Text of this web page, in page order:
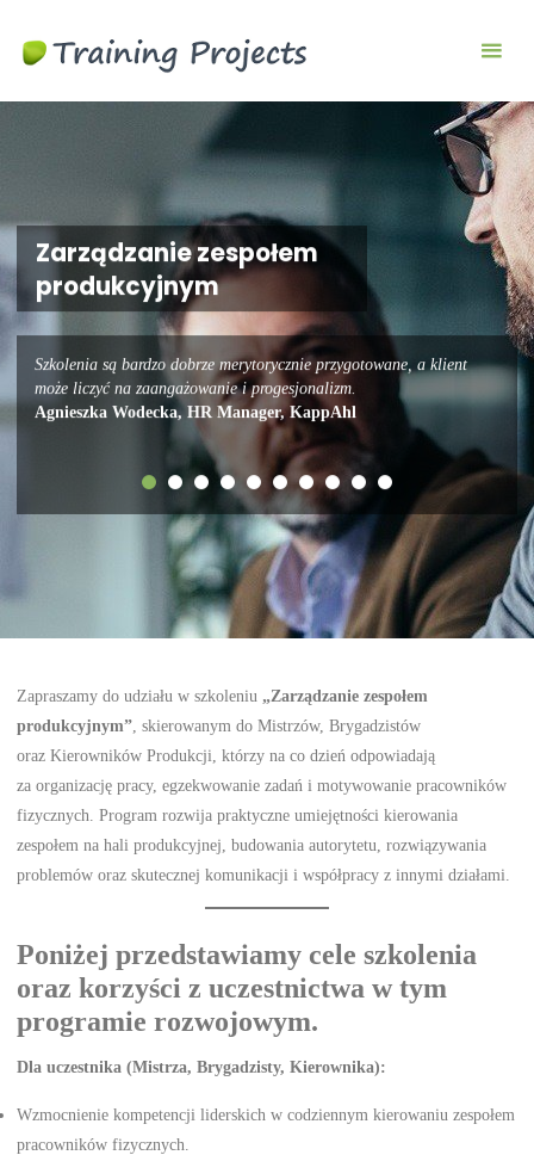
Zarządzanie zespołem
produkcyjnym
Szkolenia są bardzo dobrze merytorycznie przygotowane, a klient
może liczyć na zaangażowanie i progesjonalizm.
Agnieszka Wodecka, HR Manager, KappAhl
Zapraszamy do udziału w szkoleniu „Zarządzanie zespołem
produkcyjnym” , skierowanym do Mistrzów, Brygadzistów
oraz Kierowników Produkcji, którzy na co dzień odpowiadają
za organizację pracy, egzekwowanie zadań i motywowanie pracowników
fizycznych. Program rozwija praktyczne umiejętności kierowania
zespołem na hali produkcyjnej, budowania autorytetu, rozwiązywania
problemów oraz skutecznej komunikacji i współpracy z innymi działami.
Poniżej przedstawiamy cele szkolenia
oraz korzyści z uczestnictwa w tym
programie rozwojowym.
Dla uczestnika (Mistrza, Brygadzisty, Kierownika):
Wzmocnienie kompetencji liderskich w codziennym kierowaniu zespołem
pracowników fizycznych.